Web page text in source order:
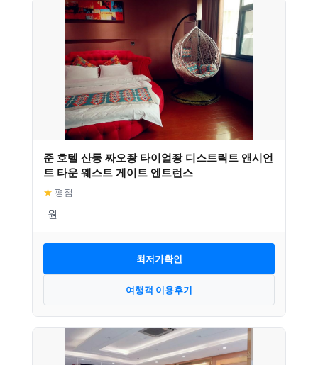
준 호텔 산둥 짜오좡 타이얼좡 디스트릭트 앤시언
트 타운 웨스트 게이트 엔트런스
★ 평점 –
최저가확인
여행객 이용후기